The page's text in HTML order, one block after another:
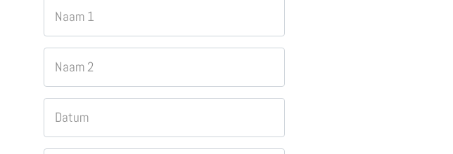
Naam 1
Naam 2
Datum